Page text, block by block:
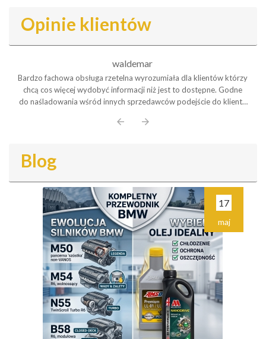
Opinie klientów
waldemar
Bardzo fachowa obsługa rzetelna wyrozumiała dla klientów którzy
chcą cos więcej wydobyć informacji niż jest to dostępne. Godne
do naśladowania wśród innych sprzedawców podejście do klienta
arrow_back arrow_forward
Blog
17
maj